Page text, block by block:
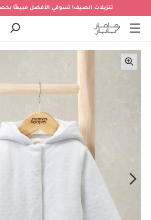
تنزيلات الصيف! تسوقي الأفضل مبيعًا بخصم